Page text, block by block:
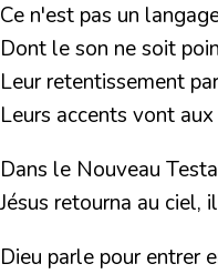
Ce n'est pas un
Dont le son ne soit
Leur retentissement
Leurs accents vont
Dans le Nouveau
Jésus retourna au ciel,
Dieu parle pour entrer